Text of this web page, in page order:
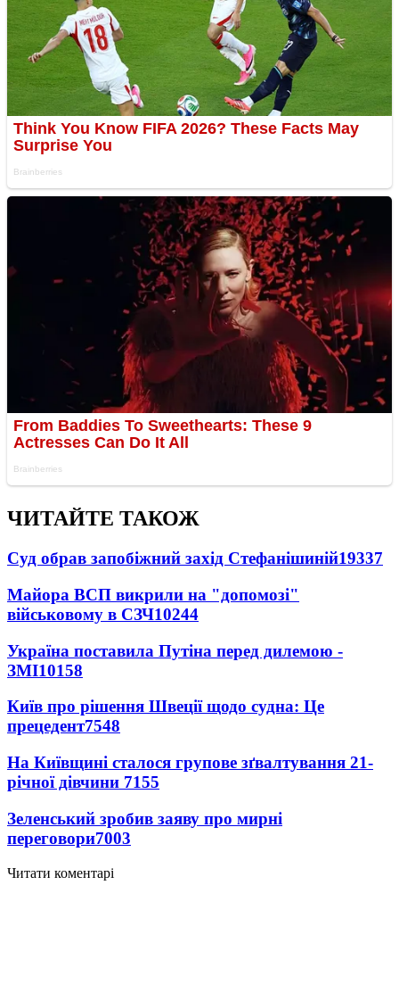
ЧИТАЙТЕ ТАКОЖ
Суд обрав запобіжний захід Стефанішиній19337
Майора ВСП викрили на "допомозі"
військовому в СЗЧ10244
Україна поставила Путіна перед дилемою -
ЗМІ10158
Київ про рішення Швеції щодо судна: Це
прецедент7548
На Київщині сталося групове зґвалтування 21-
річної дівчини 7155
Зеленський зробив заяву про мирні
переговори7003
Читати коментарі